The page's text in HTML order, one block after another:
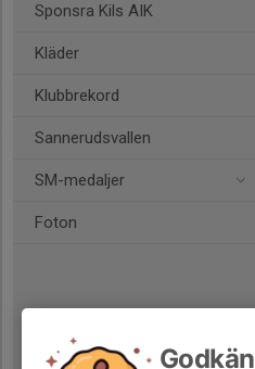
Sponsra Kils AIK
Kläder
Klubbrekord
Sannerudsvallen
SM-medaljer
Foton